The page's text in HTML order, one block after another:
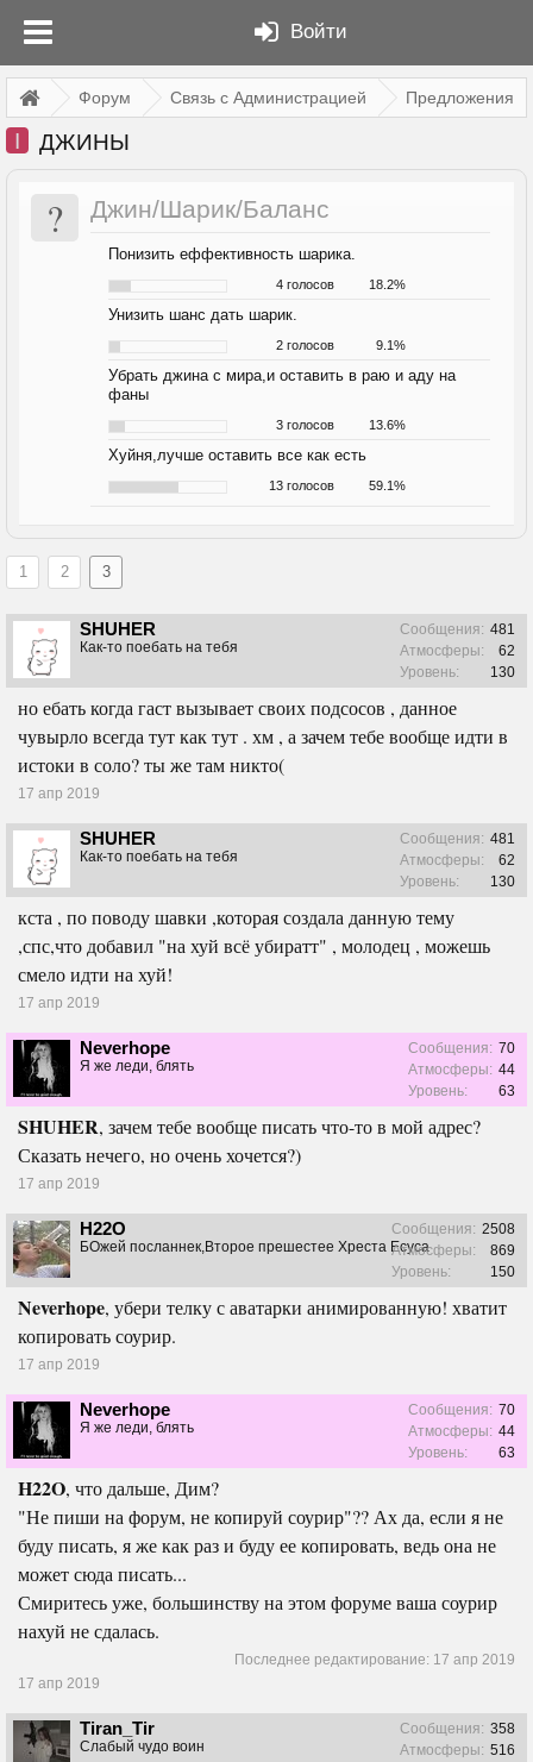
Войти
Форум Связь с Администрацией Предложения
I ДЖИНЫ
? Джин/Шарик/Баланс
Понизить еффективность шарика.
4 голосов 18.2%
Унизить шанс дать шарик.
2 голосов 9.1%
Убрать джина с мира,и оставить в раю и аду на
фаны
3 голосов 13.6%
Хуйня,лучше оставить все как есть
13 голосов 59.1%
1 2 3
SHUHER
Как-то поебать на тебя
Сообщения: 481
Атмосферы:
62
Уровень:
130
но ебать когда гаст вызывает своих подсосов , данное
чувырло всегда тут как тут . хм , а зачем тебе вообще идти в
истоки в соло? ты же там никто(
17 апр 2019
SHUHER
Как-то поебать на тебя
Сообщения: 481
Атмосферы:
62
Уровень:
130
кста , по поводу шавки ,которая создала данную тему
,спс,что добавил "на хуй всё убиратт" , молодец , можешь
смело идти на хуй!
17 апр 2019
Neverhope
Я же леди, блять
Сообщения: 70
Атмосферы: 44
Уровень:
63
SHUHER, зачем тебе вообще писать что-то в мой адрес?
Сказать нечего, но очень хочется?)
17 апр 2019
H22O
БОжей посланнек,Второе прешестее Хреста Есуса
Сообщения: 2508
Атмосферы:
869
Уровень:
150
Neverhope, убери телку с аватарки анимированную! хватит
копировать соурир.
17 апр 2019
Neverhope
Я же леди, блять
Сообщения: 70
Атмосферы: 44
Уровень:
63
H22O, что дальше, Дим?
"Не пиши на форум, не копируй соурир"?? Ах да, если я не
буду писать, я же как раз и буду ее копировать, ведь она не
может сюда писать...
Смиритесь уже, большинству на этом форуме ваша соурир
нахуй не сдалась.
Последнее редактирование: 17 апр 2019
17 апр 2019
Tiran_Tir
Слабый чудо воин
Сообщения: 358
Атмосферы: 516